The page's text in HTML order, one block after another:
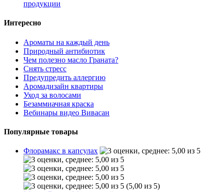
продукции
Интересно
Ароматы на каждый день
Природный антибиотик
Чем полезно масло Граната?
Снять стресс
Предупредить аллергию
Аромадизайн квартиры
Уход за волосами
Безаммиачная краска
Вебинары видео Вивасан
Популярные товары
Флорамакс в капсулах
(5,00 из 5)